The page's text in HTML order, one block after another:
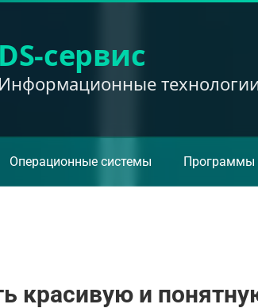
DS-сервис
Информационные
Операционные системы Программы
красивую и